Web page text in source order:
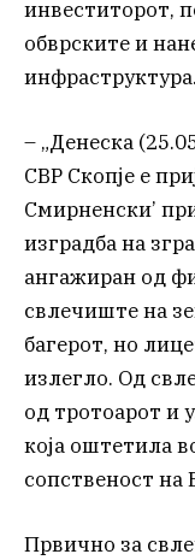
инвеститорот,
обврските и
инфраструктура.
– „Денеска
СВР Скопје е
Смирненски’
изградба на
ангажиран од
свлечиште на
багерот, но
излегло. Од
од тротоарот и
која оштетила
сопственост
Првично за